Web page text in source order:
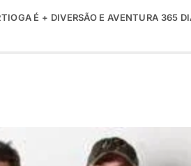
É + DIVERSÃO E AVENTURA 365